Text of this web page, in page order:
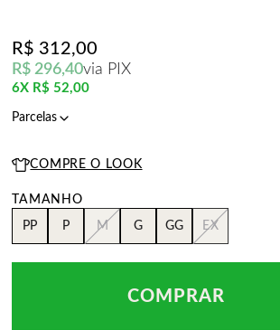
R$ 296,40via PIX
R$ 312,00
6X R$ 52,00
COMPRE O LOOK
PP P M G GG EX
COMPRAR